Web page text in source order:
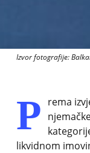
Izvor fotografije:
P rema
likvidnom